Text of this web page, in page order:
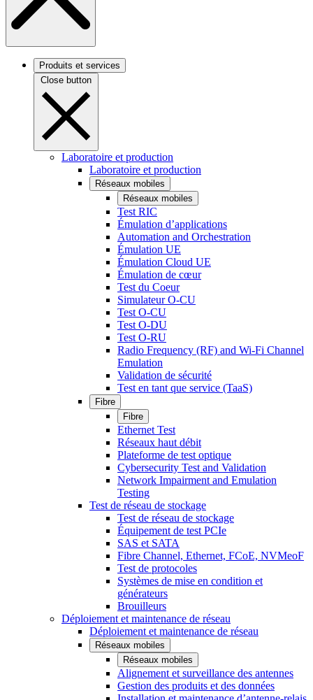
Produits et services
Close button
Laboratoire et production
Laboratoire et production
Réseaux mobiles
Réseaux mobiles
Test RIC
Émulation d’applications
Automation and Orchestration
Émulation UE
Émulation Cloud UE
Émulation de cœur
Test du Coeur
Simulateur O-CU
Test O-CU
Test O-DU
Test O-RU
Radio Frequency (RF) and Wi-Fi Channel
Emulation
Validation de sécurité
Test en tant que service (TaaS)
Fibre
Fibre
Ethernet Test
Réseaux haut débit
Plateforme de test optique
Cybersecurity Test and Validation
Network Impairment and Emulation
Testing
Test de réseau de stockage
Test de réseau de stockage
Équipement de test PCIe
SAS et SATA
Fibre Channel, Ethernet, FCoE, NVMeoF
Test de protocoles
Systèmes de mise en condition et
générateurs
Brouilleurs
Déploiement et maintenance de réseau
Déploiement et maintenance de réseau
Réseaux mobiles
Réseaux mobiles
Alignement et surveillance des antennes
Gestion des produits et des données